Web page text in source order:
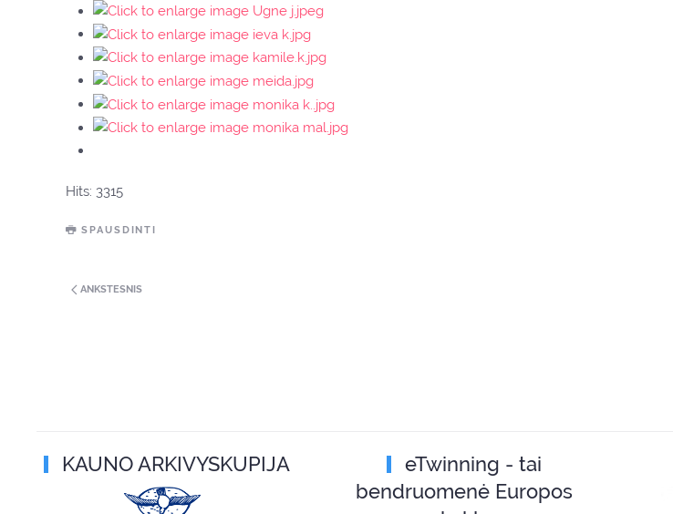
Hits: 3315
SPAUSDINTI
ANKSTESNIS
KAUNO ARKIVYSKUPIJA
eTwinning - tai
bendruomenė Europos